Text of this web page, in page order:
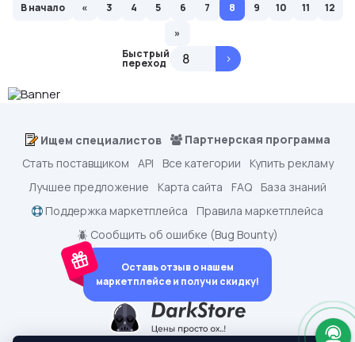
В начало « 3 4 5 6 7 8 9 10 11
12
»
Быстрый
переход >
Ищем специалистов
Партнерская программа
Стать поставщиком
API Все категории
Купить рекламу
Лучшее предложение
Карта сайта FAQ
База знаний
Поддержка маркетплейса
Правила маркетплейса
🪲 Сообщить об ошибке (Bug Bounty)
Оставь отзыв о нашем
маркетплейсе и получи скидку!